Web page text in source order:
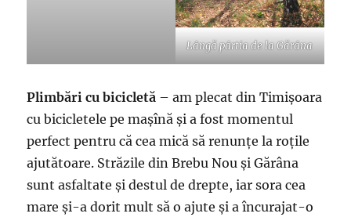
Lângă pârtia de la Gărâna
Plimbări cu bicicletă – am plecat din Timișoara
cu bicicletele pe mașînă și a fost momentul
perfect pentru că cea mică să renunțe la roțile
ajutătoare. Străzile din Brebu Nou și Gărâna
sunt asfaltate și destul de drepte, iar sora cea
mare și-a dorit mult să o ajute și a încurajat-o